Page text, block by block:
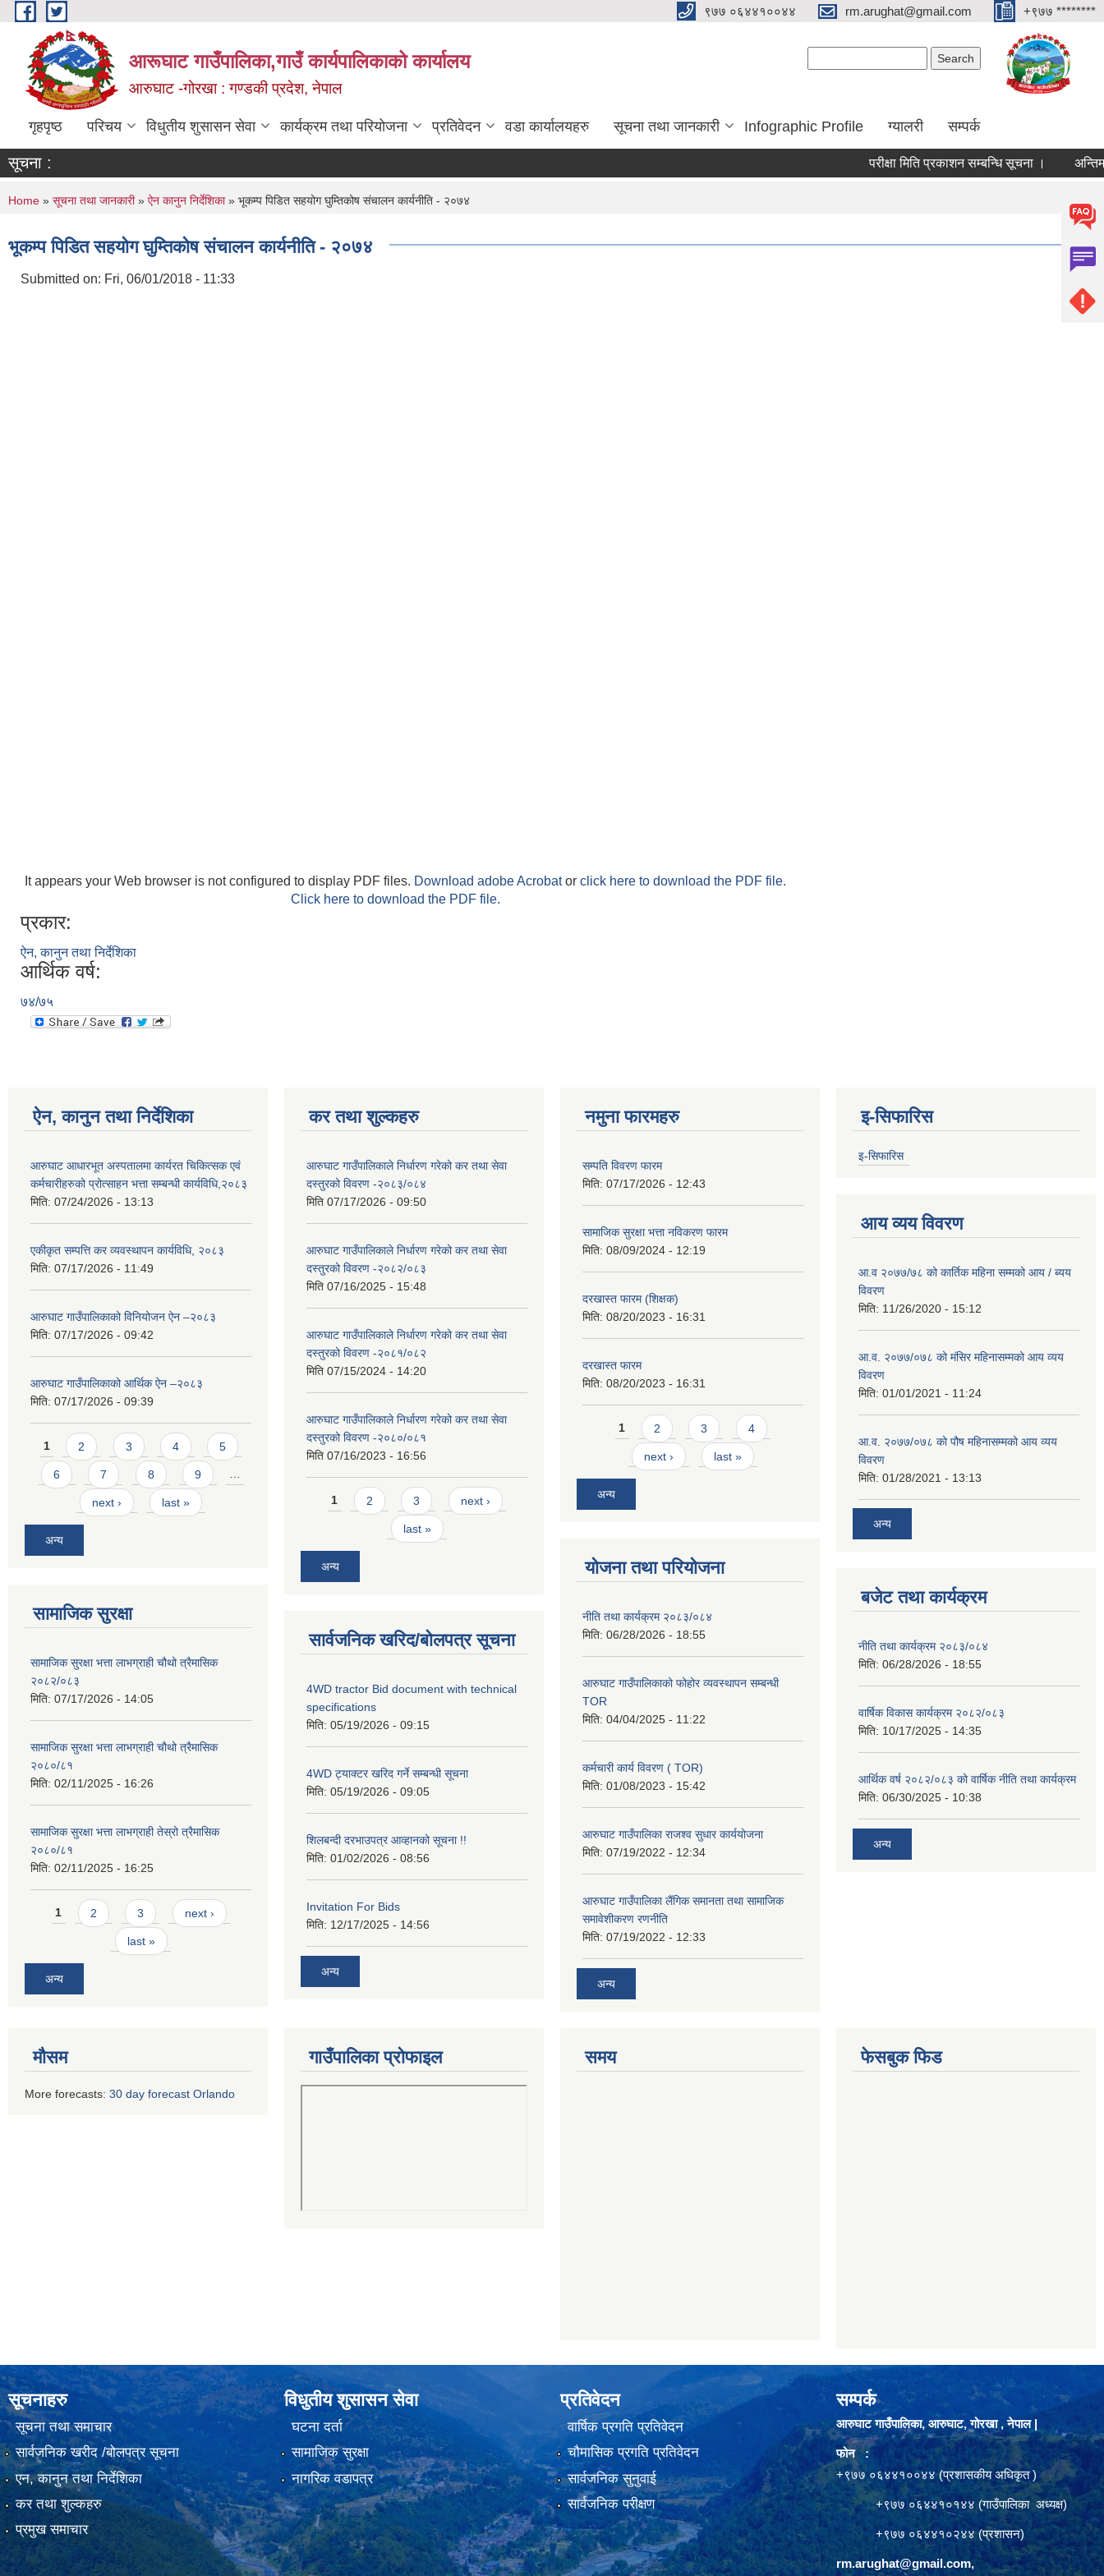
Skip to main content ९७७ ०६४४१००४४ rm.arughat@gmail.com +९७७ ********
आरूघाट गाउँपालिका,गाउँ कार्यपालिकाको कार्यालय
आरुघाट -गोरखा : गण्डकी प्रदेश, नेपाल
गृहपृष्ठ परिचय विधुतीय शुसासन सेवा कार्यक्रम तथा परियोजना प्रतिवेदन वडा कार्यालयहरु सूचना तथा जानकारी Infographic Profile ग्यालरी सम्पर्क
सूचना : परीक्षा मिति प्रकाशन सम्बन्धि सूचना । अन्तिम
You are here
Home » सूचना तथा जानकारी» ऐन कानुन निर्देशिका» भूकम्प पिडित सहयोग घुम्तिकोष संचालन कार्यनीति - २०७४
भूकम्प पिडित सहयोग घुम्तिकोष संचालन कार्यनीति - २०७४
Submitted on: Fri, 06/01/2018 - 11:33
It appears your Web browser is not configured to display PDF files. Download adobe Acrobator click here to download the PDF file.
Click here to download the PDF file.
प्रकार:
ऐन, कानुन तथा निर्देशिका
आर्थिक वर्ष:
७४/७५
ऐन, कानुन तथा निर्देशिका
आरुघाट आधारभूत अस्पतालमा कार्यरत चिकित्सक एवं
कर्मचारीहरुको प्रोत्साहन भत्ता सम्बन्धी कार्यविधि,२०८३
मिति: 07/24/2026 - 13:13
एकीकृत सम्पत्ति कर व्यवस्थापन कार्यविधि, २०८३
मिति: 07/17/2026 - 11:49
आरुघाट गाउँपालिकाको विनियोजन ऐन –२०८३
मिति: 07/17/2026 - 09:42
आरुघाट गाउँपालिकाको आर्थिक ऐन –२०८३
मिति: 07/17/2026 - 09:39
Pages
1 2 3 4 5
6 7 8 9 …
next › last »
अन्य
सामाजिक सुरक्षा
सामाजिक सुरक्षा भत्ता लाभग्राही चौथो त्रैमासिक
२०८२/०८३
मिति: 07/17/2026 - 14:05
सामाजिक सुरक्षा भत्ता लाभग्राही चौथो त्रैमासिक
२०८०/८१
मिति: 02/11/2025 - 16:26
सामाजिक सुरक्षा भत्ता लाभग्राही तेस्रो त्रैमासिक
२०८०/८१
मिति: 02/11/2025 - 16:25
Pages
1 2 3 next ›
last »
अन्य
कर तथा शुल्कहरु
आरुघाट गाउँपालिकाले निर्धारण गरेको कर तथा सेवा
दस्तुरको विवरण -२०८३/०८४
मिति 07/17/2026 - 09:50
आरुघाट गाउँपालिकाले निर्धारण गरेको कर तथा सेवा
दस्तुरको विवरण -२०८२/०८३
मिति 07/16/2025 - 15:48
आरुघाट गाउँपालिकाले निर्धारण गरेको कर तथा सेवा
दस्तुरको विवरण -२०८१/०८२
मिति 07/15/2024 - 14:20
आरुघाट गाउँपालिकाले निर्धारण गरेको कर तथा सेवा
दस्तुरको विवरण -२०८०/०८१
मिति 07/16/2023 - 16:56
Pages
1 2 3 next ›
last »
अन्य
सार्वजनिक खरिद/बोलपत्र सूचना
4WD tractor Bid document with technical
specifications
मिति: 05/19/2026 - 09:15
4WD ट्याक्टर खरिद गर्ने सम्बन्धी सूचना
मिति: 05/19/2026 - 09:05
शिलबन्दी दरभाउपत्र आव्हानको सूचना !!
मिति: 01/02/2026 - 08:56
Invitation For Bids
मिति: 12/17/2025 - 14:56
अन्य
नमुना फारमहरु
सम्पति विवरण फारम
मिति: 07/17/2026 - 12:43
सामाजिक सुरक्षा भत्ता नविकरण फारम
मिति: 08/09/2024 - 12:19
दरखास्त फारम (शिक्षक)
मिति: 08/20/2023 - 16:31
दरखास्त फारम
मिति: 08/20/2023 - 16:31
Pages
1 2 3 4
next › last »
अन्य
योजना तथा परियोजना
नीति तथा कार्यक्रम २०८३/०८४
मिति: 06/28/2026 - 18:55
आरुघाट गाउँपालिकाको फोहोर व्यवस्थापन सम्बन्धी
TOR
मिति: 04/04/2025 - 11:22
कर्मचारी कार्य विवरण ( TOR)
मिति: 01/08/2023 - 15:42
आरुघाट गाउँपालिका राजश्व सुधार कार्ययोजना
मिति: 07/19/2022 - 12:34
आरुघाट गाउँपालिका लैंगिक समानता तथा सामाजिक
समावेशीकरण रणनीति
मिति: 07/19/2022 - 12:33
अन्य
इ-सिफारिस
इ-सिफारिस
आय व्यय विवरण
आ.व २०७७/७८ को कार्तिक महिना सम्मको आय / ब्यय
विवरण
मिति: 11/26/2020 - 15:12
आ.व. २०७७/०७८ को मंसिर महिनासम्मको आय व्यय
विवरण
मिति: 01/01/2021 - 11:24
आ.व. २०७७/०७८ को पौष महिनासम्मको आय व्यय
विवरण
मिति: 01/28/2021 - 13:13
अन्य
बजेट तथा कार्यक्रम
नीति तथा कार्यक्रम २०८३/०८४
मिति: 06/28/2026 - 18:55
वार्षिक विकास कार्यक्रम २०८२/०८३
मिति: 10/17/2025 - 14:35
आर्थिक वर्ष २०८२/०८३ को वार्षिक नीति तथा कार्यक्रम
मिति: 06/30/2025 - 10:38
अन्य
मौसम
More forecasts: 30 day forecast Orlando
गाउँपालिका प्रोफाइल समय फेसबुक फिड
सूचनाहरु
सूचना तथा समाचार
सार्वजनिक खरीद /बोलपत्र सूचना
एन, कानुन तथा निर्देशिका
कर तथा शुल्कहरु
प्रमुख समाचार
विधुतीय शुसासन सेवा
घटना दर्ता
सामाजिक सुरक्षा
नागरिक वडापत्र
प्रतिवेदन
वार्षिक प्रगति प्रतिवेदन
चौमासिक प्रगति प्रतिवेदन
सार्वजनिक सुनुवाई
सार्वजनिक परीक्षण
सम्पर्क
आरुघाट गाउँपालिका, आरुघाट, गोरखा , नेपाल |
फोन :
+९७७ ०६४४१००४४ (प्रशासकीय अधिकृत )
+९७७ ०६४४१०१४४ (गाउँपालिका अध्यक्ष)
+९७७ ०६४४१०२४४ (प्रशासन)
rm.arughat@gmail.com,